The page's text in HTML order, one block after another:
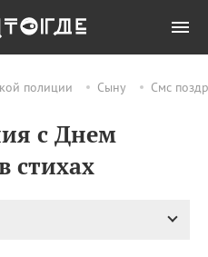
полиции Сыну Смс
с Днем
стихах
Все
День «Счастье
случается» (Happiness
Happens Day)